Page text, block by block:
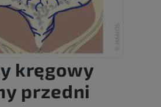
kręgowy
przedni